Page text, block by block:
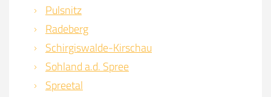
Pulsnitz
Radeberg
Schirgiswalde-Kirschau
Sohland a.d. Spree
Spreetal